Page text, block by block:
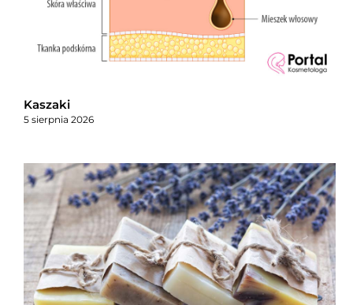
Kaszaki
5 sierpnia 2026